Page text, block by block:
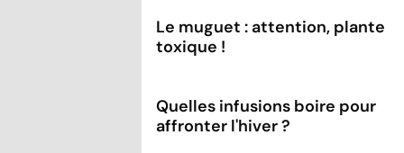
Le muguet : attention, plante
toxique !
Quelles infusions boire pour
affronter l'hiver ?